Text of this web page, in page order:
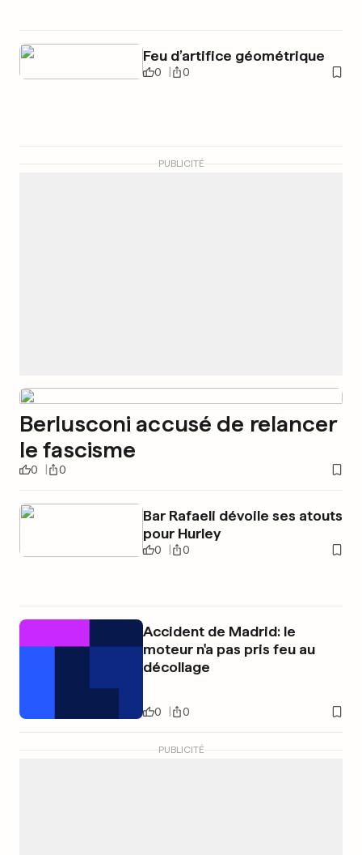
Feu d’artifice géométrique
0 0
PUBLICITÉ
Berlusconi accusé de relancer
le fascisme
0 0
Bar Rafaeli dévoile ses atouts
pour Hurley
0 0
Accident de Madrid: le
moteur n'a pas pris feu au
décollage
0 0
PUBLICITÉ